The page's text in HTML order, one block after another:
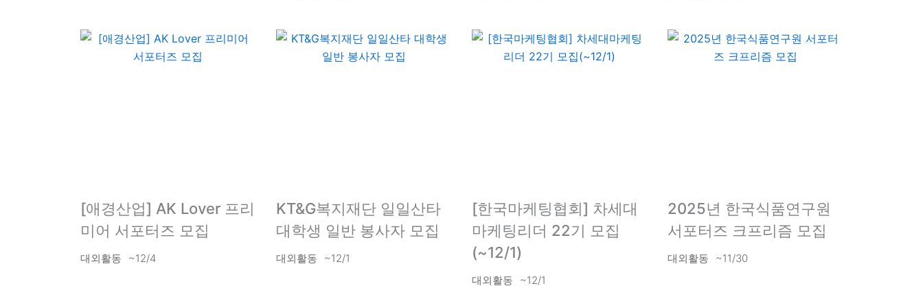
[애경산업] AK Lover 프리
미어 서포터즈 모집
대외활동 ~12/4
KT&G복지재단 일일산타
대학생 일반 봉사자 모집
대외활동 ~12/1
[한국마케팅협회] 차세대
마케팅리더 22기 모집
(~12/1)
대외활동 ~12/1
2025년 한국식품연구원
서포터즈 크프리즘 모집
대외활동 ~11/30